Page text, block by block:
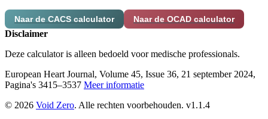
Naar de CACS calculator Naar de OCAD calculator
Disclaimer
Deze calculator is alleen bedoeld voor medische professionals.
European Heart Journal, Volume 45, Issue 36, 21 september 2024,
Pagina's 3415–3537 Meer informatie
© 2026 Void Zero. Alle rechten voorbehouden. v1.1.4